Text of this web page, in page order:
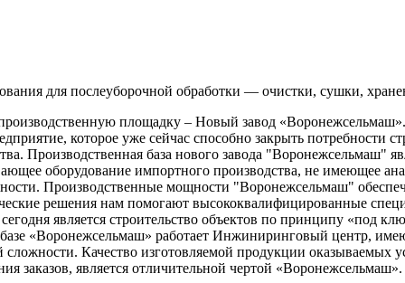
для послеуборочной обработки — очистки, сушки,
площадку – Новый завод
которое уже сейчас способно закрыть потребности
Производственная база нового завода "Воронежсельмаш"
оборудование импортного производства, не имеющее
Производственные мощности "Воронежсельмаш"
решения нам помогают высококвалифицированные
является строительство объектов по принципу «под
«Воронежсельмаш» работает Инжиниринговый центр,
Качество изготовляемой продукции оказываемых
заказов, является отличительной чертой «Воронежсельмаш».